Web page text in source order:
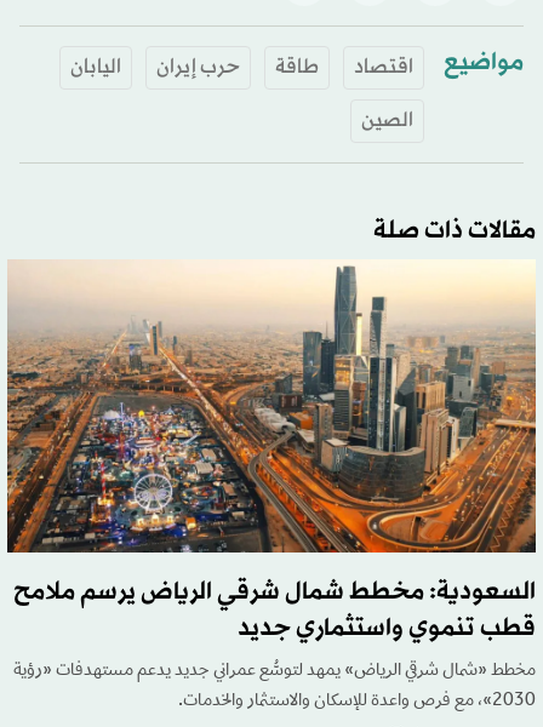
مواضيع اقتصاد طاقة حرب إيران
اليابان
الصين
مقالات ذات صلة
السعودية: مخطط شمال شرقي الرياض يرسم ملامح
قطب تنموي واستثماري جديد
مخطط «شمال شرقي الرياض» يمهد لتوسُّع عمراني جديد يدعم مستهدفات «رؤية
2030»، مع فرص واعدة للإسكان والاستثمار والخدمات.